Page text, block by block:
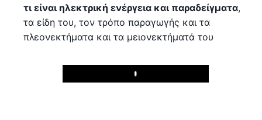
τι είναι ηλεκτρική ενέργεια και παραδείγματα,
τα είδη του, τον τρόπο παραγωγής και τα
πλεονεκτήματα και τα μειονεκτήματά του
Play